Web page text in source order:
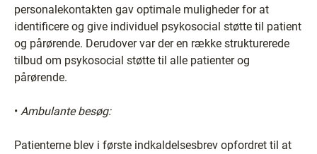
personalekontakten gav optimale muligheder for at
identificere og give individuel psykosocial støtte til patient
og pårørende. Derudover var der en række strukturerede
tilbud om psykosocial støtte til alle patienter og
pårørende.
• Ambulante besøg:
Patienterne blev i første indkaldelsesbrev opfordret til at